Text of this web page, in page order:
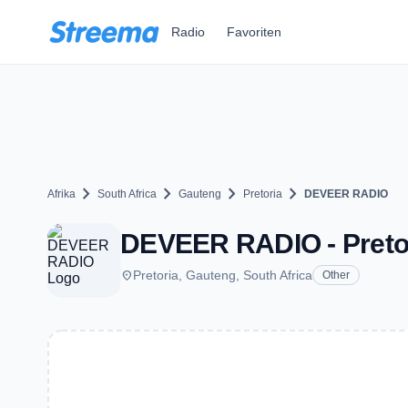
Radio Favoriten
Afrika chevron_right South Africa chevron_right Gauteng chevron_right Pretoria chevron_right DEVEER RADIO
DEVEER RADIO -
placePretoria, Gauteng, South Africa Other